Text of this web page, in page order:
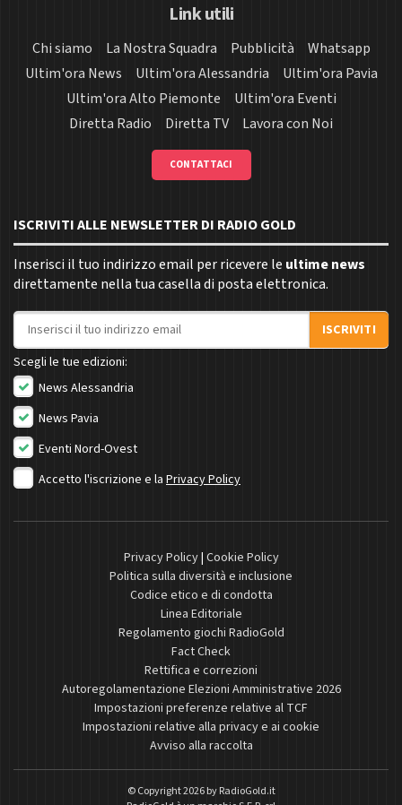
Link utili
Chi siamo La Nostra Squadra Pubblicità
Whatsapp
Ultim'ora News
Ultim'ora Alessandria
Ultim'ora Pavia
Ultim'ora Alto Piemonte
Ultim'ora Eventi
Diretta Radio
Diretta TV Lavora con Noi
CONTATTACI
ISCRIVITI ALLE NEWSLETTER DI RADIO GOLD
Inserisci il tuo indirizzo email per ricevere le ultime news
direttamente nella tua casella di posta elettronica.
Indirizzo email
ISCRIVITI
Scegli le tue edizioni:
News Alessandria
News Pavia
Eventi Nord-Ovest
Accetto l'iscrizione e la Privacy Policy
Privacy Policy| Cookie Policy
Politica sulla diversità e inclusione
Codice etico e di condotta
Linea Editoriale
Regolamento giochi RadioGold
Fact Check
Rettifica e correzioni
Autoregolamentazione Elezioni Amministrative 2026
Impostazioni preferenze relative al TCF
Impostazioni relative alla privacy e ai cookie
Avviso alla raccolta
© Copyright 2026 byRadioGold.it